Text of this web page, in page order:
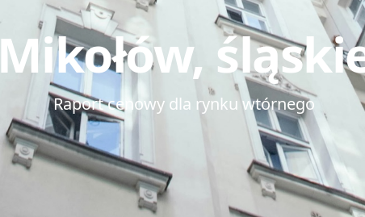
Mikołów,
Raport cenowy dla rynku wtórnego